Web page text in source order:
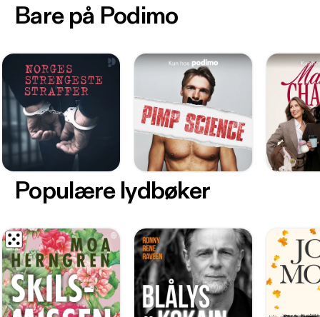
Bare på Podimo
Populære lydbøker